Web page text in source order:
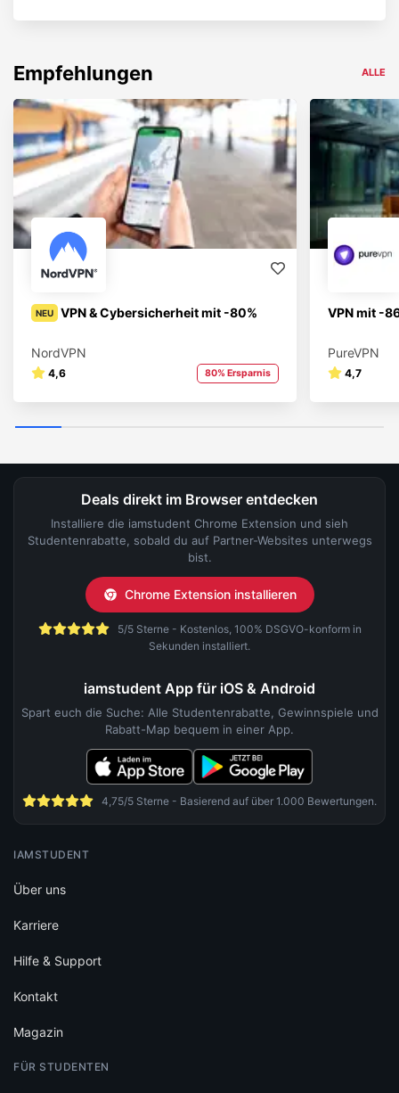
Empfehlungen ALLE
NEU VPN & Cybersicherheit mit -80%
NordVPN
4,6 80% Ersparnis
VPN mit -
PureVPN
4,7
Deals direkt im Browser entdecken
Installiere die iamstudent Chrome Extension und sieh
Studentenrabatte, sobald du auf Partner-Websites unterwegs
bist.
Chrome Extension installieren
5/5 Sterne - Kostenlos, 100% DSGVO-konform in
Sekunden installiert.
iamstudent App für iOS & Android
Spart euch die Suche: Alle Studentenrabatte, Gewinnspiele und
Rabatt-Map bequem in einer App.
4,75/5 Sterne - Basierend auf über 1.000 Bewertungen.
IAMSTUDENT
Über uns
Karriere
Hilfe & Support
Kontakt
Magazin
FÜR STUDENTEN